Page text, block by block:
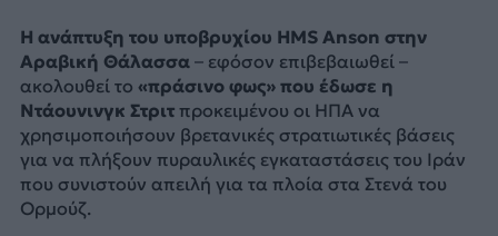
Η ανάπτυξη του υποβρυχίου HMS Anson στην
Αραβική Θάλασσα– εφόσον επιβεβαιωθεί –
ακολουθεί το «πράσινο φως» που έδωσε η
Ντάουνινγκ Στριτπροκειμένου οι ΗΠΑ να
χρησιμοποιήσουν βρετανικές στρατιωτικές βάσεις
για να πλήξουν πυραυλικές εγκαταστάσεις του Ιράν
που συνιστούν απειλή για τα πλοία στα Στενά του
Ορμούζ.